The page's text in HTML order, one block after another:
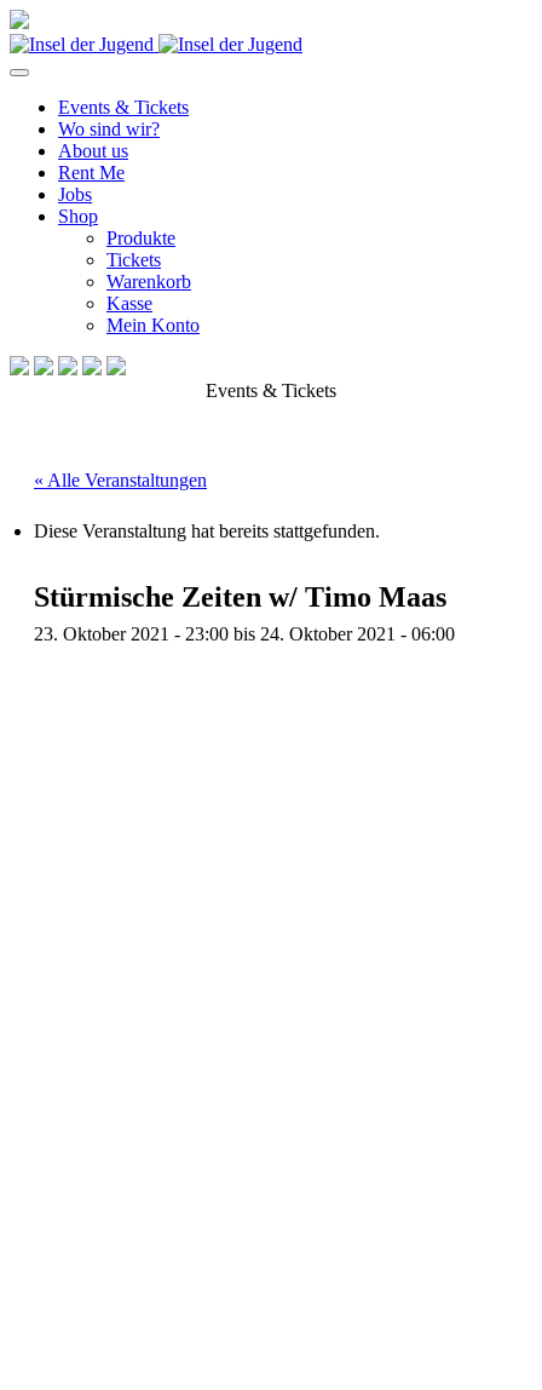
Events & Tickets
Wo sind wir?
About us
Rent Me
Jobs
Shop
Produkte
Tickets
Warenkorb
Kasse
Mein Konto
Events & Tickets
« Alle Veranstaltungen
Diese Veranstaltung hat bereits stattgefunden.
Stürmische Zeiten w/ Timo Maas
23. Oktober 2021 - 23:00 bis 24. Oktober 2021 - 06:00